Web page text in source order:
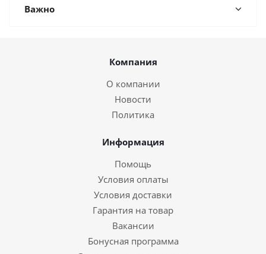
Важно
Компания
О компании
Новости
Политика
Информация
Помощь
Условия оплаты
Условия доставки
Гарантия на товар
Вакансии
Бонусная программа